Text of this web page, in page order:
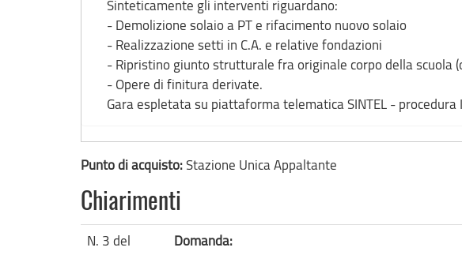
Sinteticamente gli interventi riguardano:
- Demolizione solaio a PT e rifacimento nuovo solaio
- Realizzazione setti in C.A. e relative fondazioni
- Ripristino giunto strutturale fra originale corpo della scuola
- Opere di finitura derivate.
Gara espletata su piattaforma telematica SINTEL -
Punto di acquisto:Stazione Unica Appaltante
Chiarimenti
N. 3 del
Domanda: